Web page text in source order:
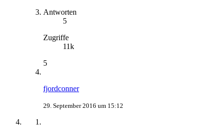
Antworten
5
Zugriffe
11k
5
fjordconner
29. September 2016 um 15:12